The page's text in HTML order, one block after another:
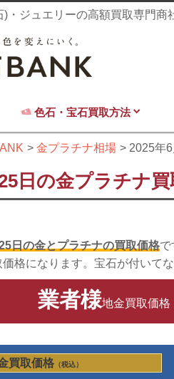
・ジュエリーの高額買取専門商
色石・宝石買取方法
金プラチナ相場 2025年6
日の金プラチナ
日の金とプラチナの買取価格で
格になります。宝石が付いて
業者様地金買取価格
買取価格（税込）